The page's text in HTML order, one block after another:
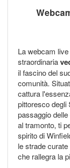
La webcam
straordinaria
il fascino del
comunità.
cattura
pittoresco degli
passaggio
al tramonto, ti
spirito di
le strade
che rallegra la